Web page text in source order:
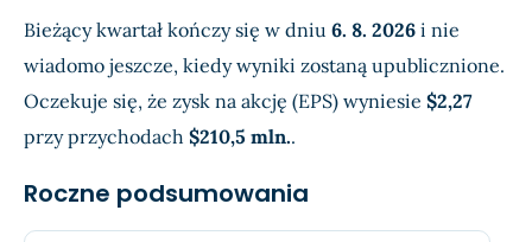
Bieżący kwartał kończy się w dniu 6. 8. 2026 i nie
wiadomo jeszcze, kiedy wyniki zostaną upublicznione.
Oczekuje się, że zysk na akcję (EPS) wyniesie $2,27
przy przychodach $210,5 mln..
Roczne podsumowania